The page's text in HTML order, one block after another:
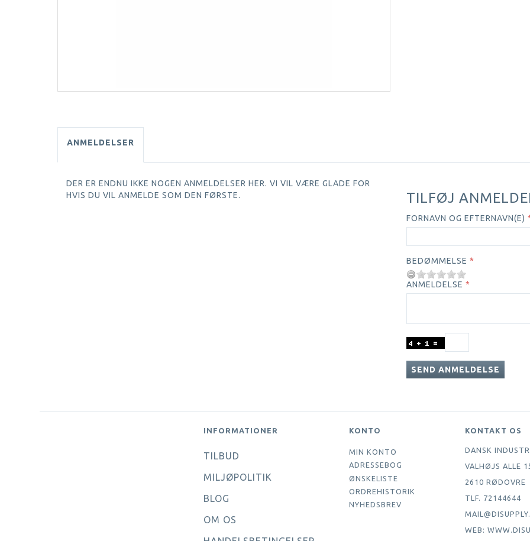
ANMELDELSER
DER ER ENDNU IKKE NOGEN ANMELDELSER HER. VI VIL VÆRE GLADE FOR
HVIS DU VIL ANMELDE SOM DEN FØRSTE.
TILFØJ
FORNAVN OG EFTERNAVN(E)
BEDØMMELSE
ANMELDELSE
SEND ANMELDELSE
INFORMATIONER
TILBUD
MILJØPOLITIK
BLOG
OM OS
KONTO
MIN KONTO
ADRESSEBOG
ØNSKELISTE
ORDREHISTORIK
NYHEDSBREV
KONTAKT OS
DANSK
VALHØJS ALLE
2610 RØDOVRE
TLF. 72144644
WEB: